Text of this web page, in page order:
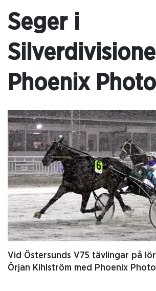
Seger i
Phoenix Photo
Vid Östersunds V75 tävlingar på
Örjan Kihlström med Phoenix